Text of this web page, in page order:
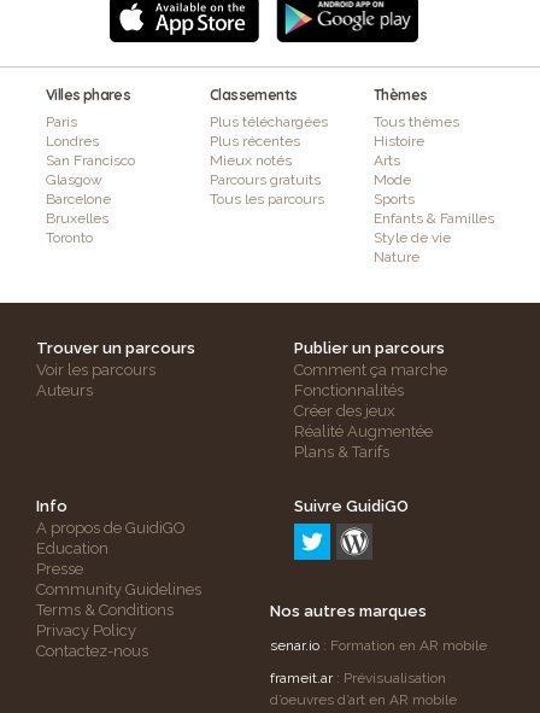
Villes phares
Paris
Londres
San Francisco
Glasgow
Barcelone
Bruxelles
Toronto
Classements
Plus téléchargées
Plus récentes
Mieux notés
Parcours gratuits
Tous les parcours
Thèmes
Tous thèmes
Histoire
Arts
Mode
Sports
Enfants & Familles
Style de vie
Nature
Trouver un parcours
Voir les parcours
Auteurs
Publier un parcours
Comment ça marche
Fonctionnalités
Créer des jeux
Réalité Augmentée
Plans & Tarifs
Info
A propos de GuidiGO
Education
Presse
Community Guidelines
Terms & Conditions
Privacy Policy
Contactez-nous
Suivre GuidiGO
Nos autres marques
senar.io : Formation en AR mobile
frameit.ar: Prévisualisation
d’oeuvres d’art en AR mobile